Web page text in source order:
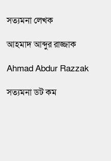
সত্যমনা লেখক
আহমাদ আব্দুর রাজ্জাক
Ahmad Abdur Razzak
সত্যমনা ডট কম